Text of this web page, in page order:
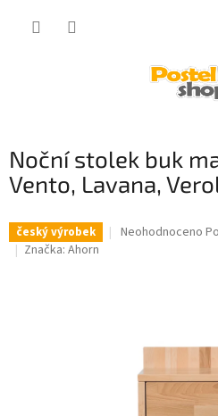
Noční stolek buk
Vento, Lavana,
český výrobek
Průměrné
hvězdiček.
Neohodnoceno
Značka: Ahorn